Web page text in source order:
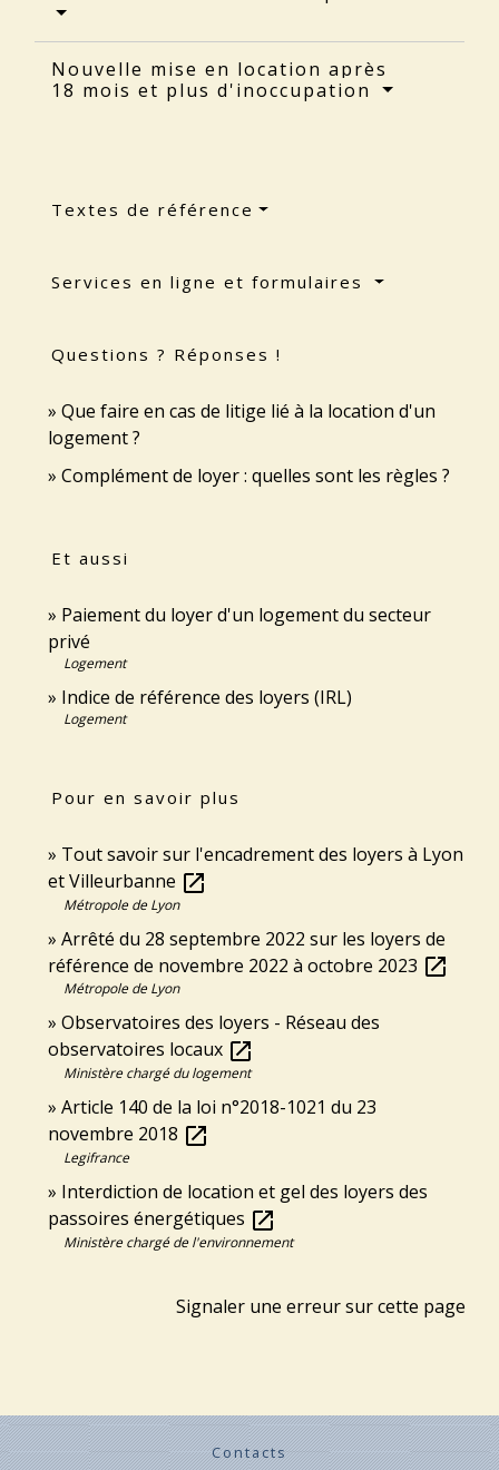
Nouvelle mise en location après
18 mois et plus d'inoccupation
Textes de référence
Services en ligne et formulaires
Questions ? Réponses !
Que faire en cas de litige lié à la location d'un
logement ?
Complément de loyer : quelles sont les règles ?
Et aussi
Paiement du loyer d'un logement du secteur
privé
Logement
Indice de référence des loyers (IRL)
Logement
Pour en savoir plus
Tout savoir sur l'encadrement des loyers à Lyon
et Villeurbanne open_in_new
Métropole de Lyon
Arrêté du 28 septembre 2022 sur les loyers de
référence de novembre 2022 à octobre 2023 open_in_new
Métropole de Lyon
Observatoires des loyers - Réseau des
observatoires locaux open_in_new
Ministère chargé du logement
Article 140 de la loi n°2018-1021 du 23
novembre 2018 open_in_new
Legifrance
Interdiction de location et gel des loyers des
passoires énergétiques open_in_new
Ministère chargé de l'environnement
Signaler une erreur sur cette page
Contacts